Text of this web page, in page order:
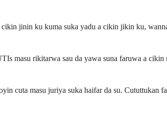
jinin ku kuma suka yadu a cikin jikin ku,
masu rikitarwa sau da yawa suna faruwa a cikin
cuta masu juriya suka haifar da su. Cututtukan